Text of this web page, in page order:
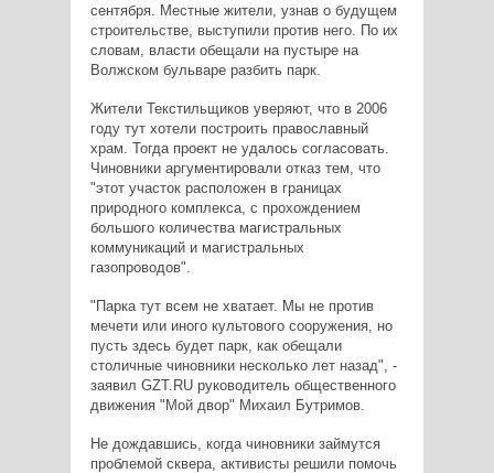
сентября. Местные жители, узнав о будущем
строительстве, выступили против него. По их
словам, власти обещали на пустыре на
Волжском бульваре разбить парк.
Жители Текстильщиков уверяют, что в 2006
году тут хотели построить православный
храм. Тогда проект не удалось согласовать.
Чиновники аргументировали отказ тем, что
"этот участок расположен в границах
природного комплекса, с прохождением
большого количества магистральных
коммуникаций и магистральных
газопроводов".
"Парка тут всем не хватает. Мы не против
мечети или иного культового сооружения, но
пусть здесь будет парк, как обещали
столичные чиновники несколько лет назад", -
заявил GZT.RU руководитель общественного
движения "Мой двор" Михаил Бутримов.
Не дождавшись, когда чиновники займутся
проблемой сквера, активисты решили помочь